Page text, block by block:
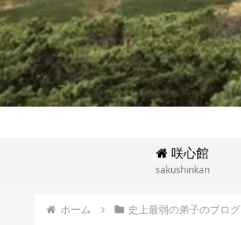
咲心館
sakushinkan
ホーム 史上最弱の弟子のブログ